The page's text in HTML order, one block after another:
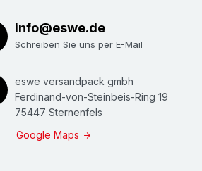
info@eswe.de
Schreiben Sie uns per E-Mail
eswe versandpack gmbh
Ferdinand-von-Steinbeis-Ring 19
75447 Sternenfels
Google Maps